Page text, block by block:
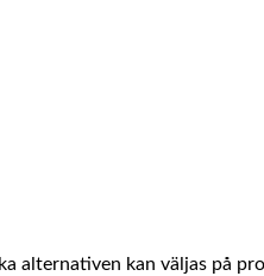
alternativen kan väljas på